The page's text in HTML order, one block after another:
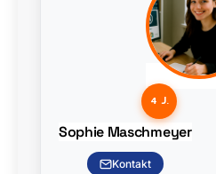
4 J.
Sophie Maschmeyer
Kontakt